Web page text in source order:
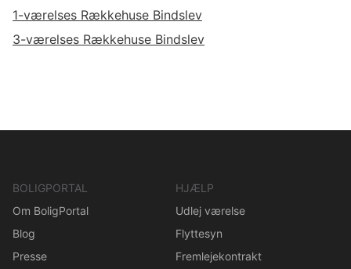
1-værelses Rækkehuse Bindslev
3-værelses Rækkehuse Bindslev
BOLIGPORTAL
Om BoligPortal
Blog
Presse
HJÆLP
Udlej værelse
Flyttesyn
Fremlejekontrakt